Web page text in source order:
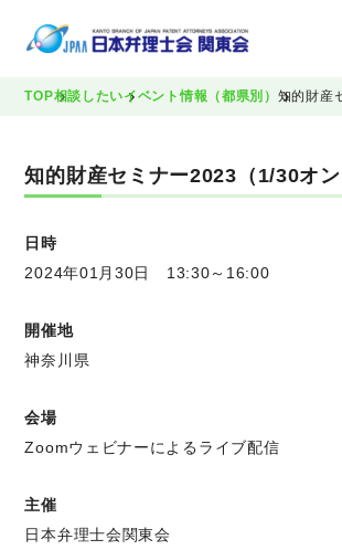
TOP相談したいイベント情報（都県別） 知的財産
知的財産セミナー2023（1/30オン
日時
2024年01月30日 13:30～16:00
開催地
神奈川県
会場
Zoomウェビナーによるライブ配信
主催
日本弁理士会関東会